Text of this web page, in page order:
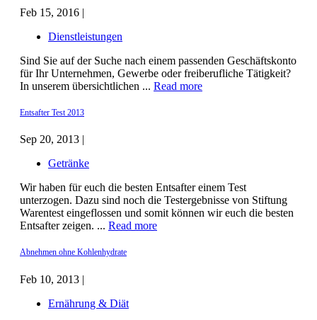
Feb 15, 2016 |
Dienstleistungen
Sind Sie auf der Suche nach einem passenden Geschäftskonto
für Ihr Unternehmen, Gewerbe oder freiberufliche Tätigkeit?
In unserem übersichtlichen ... Read more
Entsafter Test 2013
Sep 20, 2013 |
Getränke
Wir haben für euch die besten Entsafter einem Test
unterzogen. Dazu sind noch die Testergebnisse von Stiftung
Warentest eingeflossen und somit können wir euch die besten
Entsafter zeigen. ... Read more
Abnehmen ohne Kohlenhydrate
Feb 10, 2013 |
Ernährung & Diät